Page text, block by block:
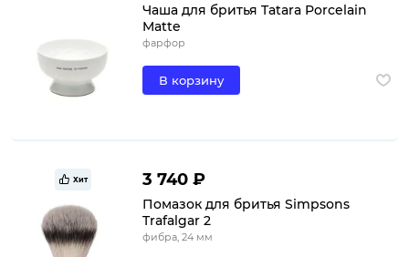
Чаша для бритья Tatara Porcelain
Matte
фарфор
В корзину
Хит 3 740 ₽
Помазок для бритья Simpsons
Trafalgar 2
фибра, 24 мм